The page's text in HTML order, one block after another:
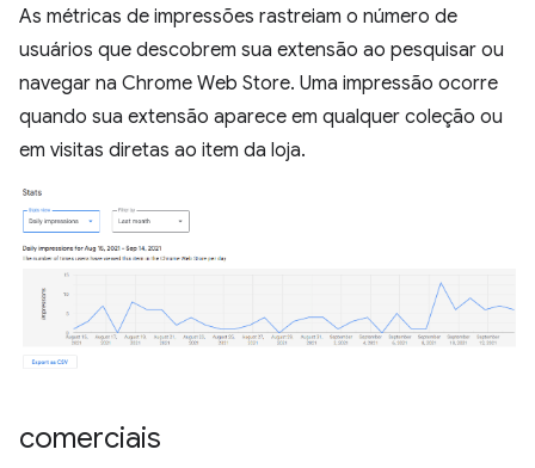
As métricas de impressões rastreiam o número de
usuários que descobrem sua extensão ao pesquisar ou
navegar na Chrome Web Store. Uma impressão ocorre
quando sua extensão aparece em qualquer coleção ou
em visitas diretas ao item da loja.
comerciais